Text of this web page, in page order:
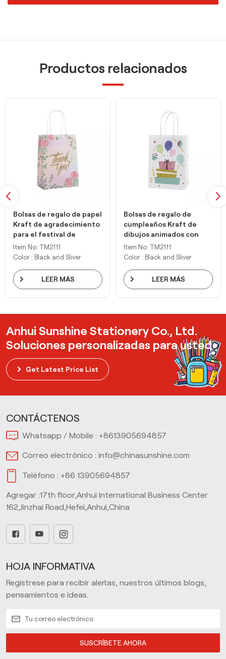
Productos relacionados
Bolsas de regalo de papel
Kraft de agradecimiento
para el festival de
banquetes de Sylvan
Item No: TM2111
Color : Black and Sliver
LEER MÁS
Bolsas de regalo de
cumpleaños Kraft de
dibujos animados con
asas
Item No: TM2111
Color : Black and Sliver
LEER MÁS
Anhui Sunshine Stationery Co., Ltd.
Soluciones personalizadas para usted
Get Latest Price List
CONTÁCTENOS
Whatsapp / Mobile : +8613905694857
Correo electrónico : info@chinasunshine.com
Teléfono : +86 13905694857
Agregar :17th floor,Anhui International Business Center
162,Jinzhai Road,Hefei,Anhui,China
HOJA INFORMATIVA
Regístrese para recibir alertas, nuestros últimos blogs,
pensamientos e ideas.
SUSCRÍBETE AHORA